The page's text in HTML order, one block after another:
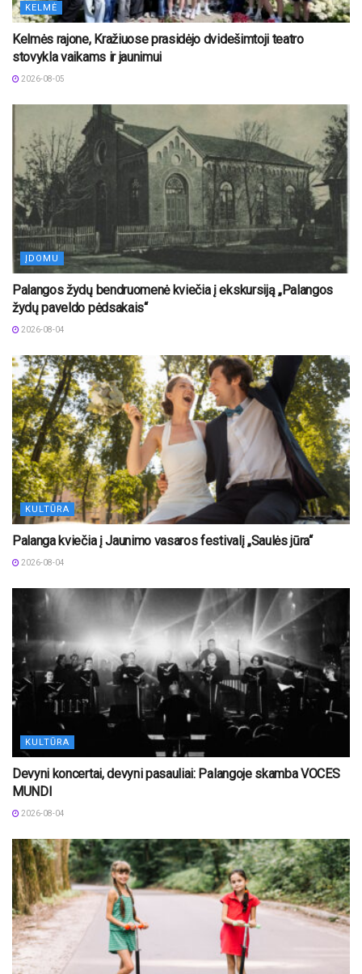
KELMĖ
Kelmės rajone, Kražiuose prasidėjo dvidešimtoji teatro
stovykla vaikams ir jaunimui
2026-08-05
ĮDOMU
Palangos žydų bendruomenė kviečia į ekskursiją „Palangos
žydų paveldo pėdsakais“
2026-08-04
KULTŪRA
Palanga kviečia į Jaunimo vasaros festivalį „Saulės jūra“
2026-08-04
KULTŪRA
Devyni koncertai, devyni pasauliai: Palangoje skamba VOCES
MUNDI
2026-08-04